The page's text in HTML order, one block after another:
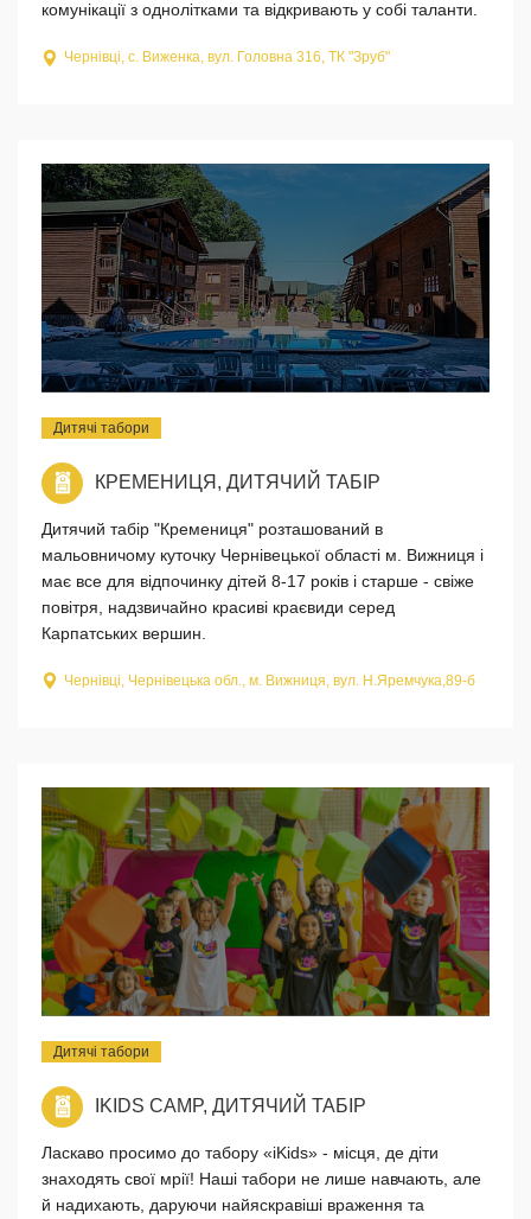
комунікації з однолітками та відкривають у собі таланти.
Чернівці, с. Виженка, вул. Головна 316, ТК "Зруб"
Дитячі табори
КРЕМЕНИЦЯ, ДИТЯЧИЙ ТАБІР
Дитячий табір "Кремениця" розташований в
мальовничому куточку Чернівецької області м. Вижниця і
має все для відпочинку дітей 8-17 років і старше - свіже
повітря, надзвичайно красиві краєвиди серед
Карпатських вершин.
Чернівці, Чернівецька обл., м. Вижниця, вул. Н.Яремчука,89-б
Дитячі табори
IKIDS CAMP, ДИТЯЧИЙ ТАБІР
Ласкаво просимо до табору «iKids» - місця, де діти
знаходять свої мрії! Наші табори не лише навчають, але
й надихають, даруючи найяскравіші враження та